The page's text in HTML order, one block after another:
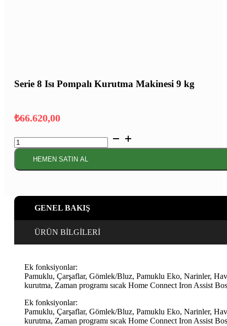
Serie 8 Isı Pompalı Kurutma Makinesi 9 kg
₺66.620,00
Serie
8 Isı
Pompalı
Kurutma
Makinesi
adet
HEMEN SATIN AL
GENEL BAKIŞ
ÜRÜN BİLGİLERİ
Ek fonksiyonlar:
Pamuklu, Çarşaflar, Gömlek/Bluz, Pamuklu Eko, Narinler,
kurutma, Zaman programı sıcak Home Connect Iron Assist
Ek fonksiyonlar:
Pamuklu, Çarşaflar, Gömlek/Bluz, Pamuklu Eko, Narinler,
kurutma, Zaman programı sıcak Home Connect Iron Assist